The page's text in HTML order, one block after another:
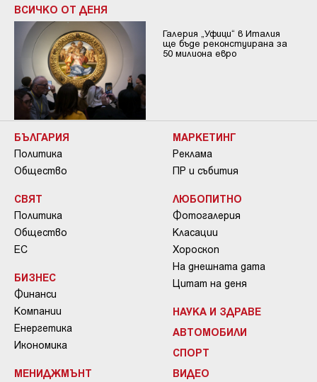
ВСИЧКО ОТ ДЕНЯ
Галерия „Уфици“ в Италия
ще бъде реконстуирана за
50 милиона евро
БЪЛГАРИЯ
Политика
Общество
СВЯТ
Политика
Общество
ЕС
БИЗНЕС
Финанси
Компании
Енергетика
Икономика
МЕНИДЖМЪНТ
МАРКЕТИНГ
Реклама
ПР и събития
ЛЮБОПИТНО
Фотогалерия
Класации
Хороскоп
На днешната дата
Цитат на деня
НАУКА И ЗДРАВЕ
АВТОМОБИЛИ
СПОРТ
ВИДЕО